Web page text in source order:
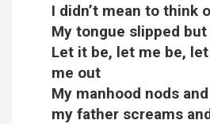
I didn’t mean to think
My tongue slipped
Let it be, let me be,
me out
My manhood nods
my father screams